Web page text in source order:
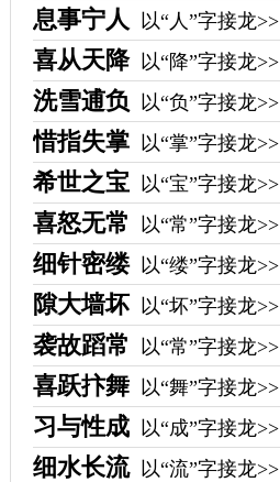
息事宁人 以“人”字接龙>>
喜从天降 以“降”字接龙>>
洗雪逋负 以“负”字接龙>>
惜指失掌 以“掌”字接龙>>
希世之宝 以“宝”字接龙>>
喜怒无常 以“常”字接龙>>
细针密缕 以“缕”字接龙>>
隙大墙坏 以“坏”字接龙>>
袭故蹈常 以“常”字接龙>>
喜跃抃舞 以“舞”字接龙>>
习与性成 以“成”字接龙>>
细水长流 以“流”字接龙>>